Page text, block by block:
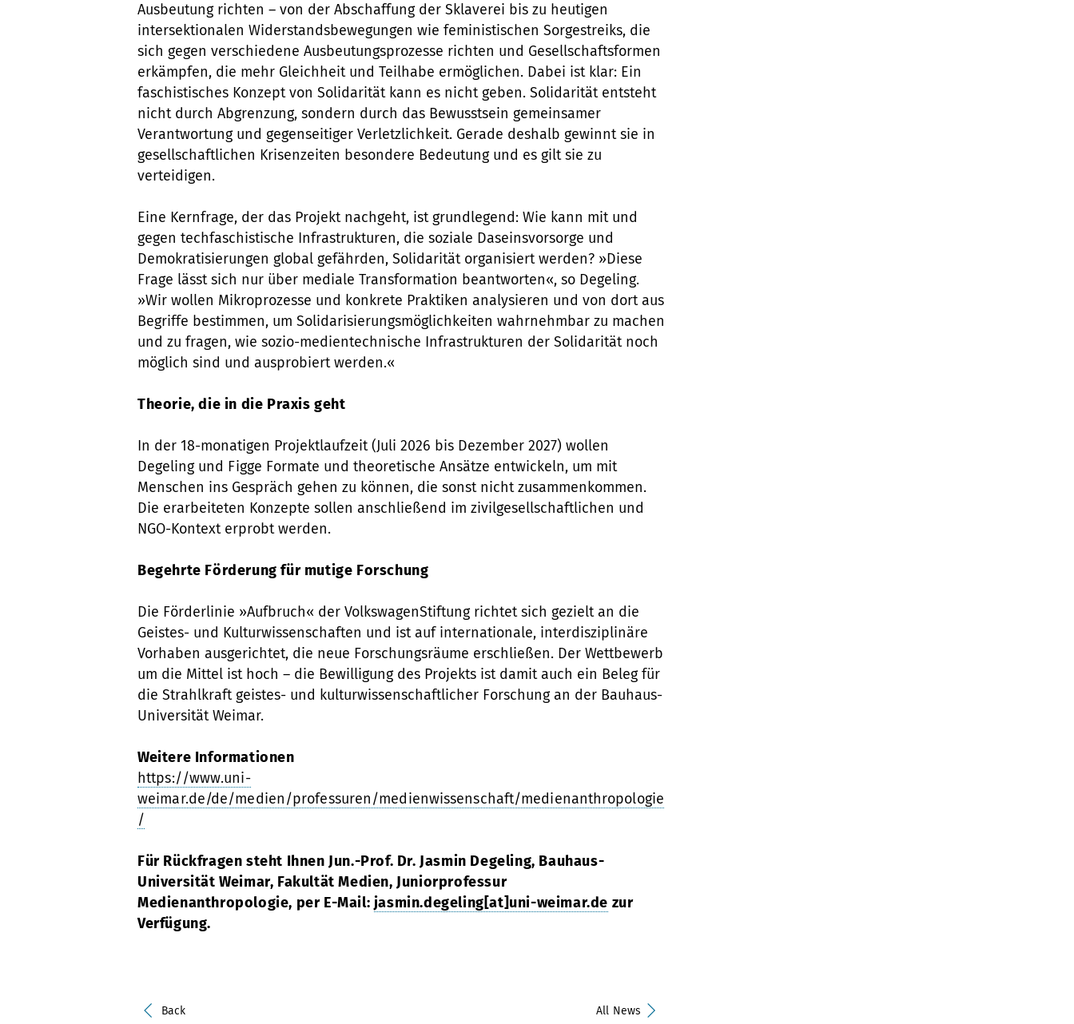
Ausbeutung richten – von der Abschaffung der Sklaverei bis zu heutigen
intersektionalen Widerstandsbewegungen wie feministischen Sorgestreiks, die
sich gegen verschiedene Ausbeutungsprozesse richten und Gesellschaftsformen
erkämpfen, die mehr Gleichheit und Teilhabe ermöglichen. Dabei ist klar: Ein
faschistisches Konzept von Solidarität kann es nicht geben. Solidarität entsteht
nicht durch Abgrenzung, sondern durch das Bewusstsein gemeinsamer
Verantwortung und gegenseitiger Verletzlichkeit. Gerade deshalb gewinnt sie in
gesellschaftlichen Krisenzeiten besondere Bedeutung und es gilt sie zu
verteidigen.
Eine Kernfrage, der das Projekt nachgeht, ist grundlegend: Wie kann mit und
gegen techfaschistische Infrastrukturen, die soziale Daseinsvorsorge und
Demokratisierungen global gefährden, Solidarität organisiert werden? »Diese
Frage lässt sich nur über mediale Transformation beantworten«, so Degeling.
»Wir wollen Mikroprozesse und konkrete Praktiken analysieren und von dort aus
Begriffe bestimmen, um Solidarisierungsmöglichkeiten wahrnehmbar zu machen
und zu fragen, wie sozio-medientechnische Infrastrukturen der Solidarität noch
möglich sind und ausprobiert werden.«
Theorie, die in die Praxis geht
In der 18-monatigen Projektlaufzeit (Juli 2026 bis Dezember 2027) wollen
Degeling und Figge Formate und theoretische Ansätze entwickeln, um mit
Menschen ins Gespräch gehen zu können, die sonst nicht zusammenkommen.
Die erarbeiteten Konzepte sollen anschließend im zivilgesellschaftlichen und
NGO-Kontext erprobt werden.
Begehrte Förderung für mutige Forschung
Die Förderlinie »Aufbruch« der VolkswagenStiftung richtet sich gezielt an die
Geistes- und Kulturwissenschaften und ist auf internationale, interdisziplinäre
Vorhaben ausgerichtet, die neue Forschungsräume erschließen. Der Wettbewerb
um die Mittel ist hoch – die Bewilligung des Projekts ist damit auch ein Beleg für
die Strahlkraft geistes- und kulturwissenschaftlicher Forschung an der Bauhaus-
Universität Weimar.
Weitere Informationen
https://www.uni-
weimar.de/de/medien/professuren/medienwissenschaft/medienanthropologie
/
Für Rückfragen steht Ihnen Jun.-Prof. Dr. Jasmin Degeling, Bauhaus-
Universität Weimar, Fakultät Medien, Juniorprofessur
Medienanthropologie, per E-Mail: jasmin.degeling[at]uni-weimar.de zur
Verfügung.
Back All News